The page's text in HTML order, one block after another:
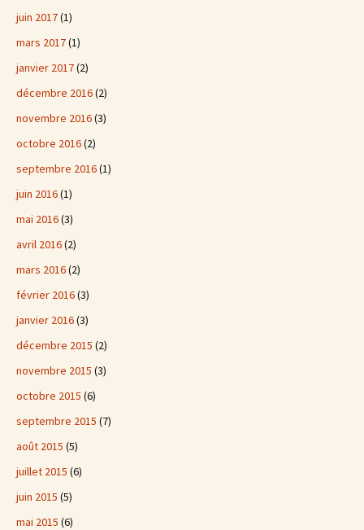
juin 2017(1)
mars 2017(1)
janvier 2017(2)
décembre 2016(2)
novembre 2016(3)
octobre 2016(2)
septembre 2016(1)
juin 2016(1)
mai 2016(3)
avril 2016(2)
mars 2016(2)
février 2016(3)
janvier 2016(3)
décembre 2015 (2)
novembre 2015 (3)
octobre 2015 (6)
septembre 2015 (7)
août 2015 (5)
juillet 2015 (6)
juin 2015 (5)
mai 2015 (6)